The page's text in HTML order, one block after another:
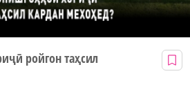
ройгон таҳсил